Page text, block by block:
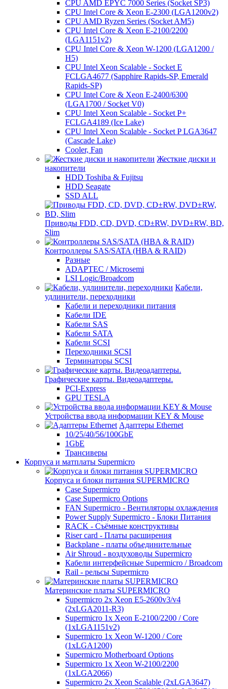
CPU AMD EPYC 7000 Series (Socket SP3)
CPU Intel Core & Xeon E-2300 (LGA1200v2)
CPU AMD Ryzen Series (Socket AM5)
CPU Intel Core & Xeon E-2100/2200
(LGA1151v2)
CPU Intel Core & Xeon W-1200 (LGA1200 /
H5)
CPU Intel Xeon Scalable - Socket E
FCLGA4677 (Sapphire Rapids-SP, Emerald
Rapids-SP)
CPU Intel Core & Xeon E-2400/6300
(LGA1700 / Socket V0)
CPU Intel Xeon Scalable - Socket P+
FCLGA4189 (Ice Lake)
CPU Intel Xeon Scalable - Socket P LGA3647
(Cascade Lake)
Cooler, Fan
Жесткие диски и
накопители
HDD Toshiba & Fujitsu
HDD Seagate
SSD ALL
Приводы FDD, CD, DVD, CD±RW, DVD±RW, BD,
Slim
Контроллеры SAS/SATA (HBA & RAID)
Разные
ADAPTEC / Microsemi
LSI Logic/Broadcom
Кабели,
удлинители, переходники
Кабели и переходники питания
Кабели IDE
Кабели SAS
Кабели SATA
Кабели SCSI
Переходники SCSI
Терминаторы SCSI
Графические карты. Видеоадаптеры.
PCI-Express
GPU TESLA
Устройства ввода информации KEY & Mouse
Адаптеры Ethernet
10/25/40/56/100GbE
1GbE
Трансиверы
Корпуса и матплаты Supermicro
Корпуса и блоки питания SUPERMICRO
Case Supermicro
Case Supermicro Options
FAN Supermicro - Вентиляторы охлаждения
Power Supply Supermicro - Блоки Питания
RACK - Съёмные конструктивы
Riser card - Платы расширения
Backplane - платы объединительные
Air Shroud - воздуховоды Supermicro
Кабели интерфейсные Supermicro / Broadcom
Rail - рельсы Supermicro
Материнские платы SUPERMICRO
Supermicro 2x Xeon E5-2600v3/v4
(2xLGA2011-R3)
Supermicro 1x Xeon E-2100/2200 / Core
(1xLGA1151v2)
Supermicro 1x Xeon W-1200 / Core
(1xLGA1200)
Supermicro Motherboard Options
Supermicro 1x Xeon W-2100/2200
(1xLGA2066)
Supermicro 2x Xeon Scalable (2xLGA3647)